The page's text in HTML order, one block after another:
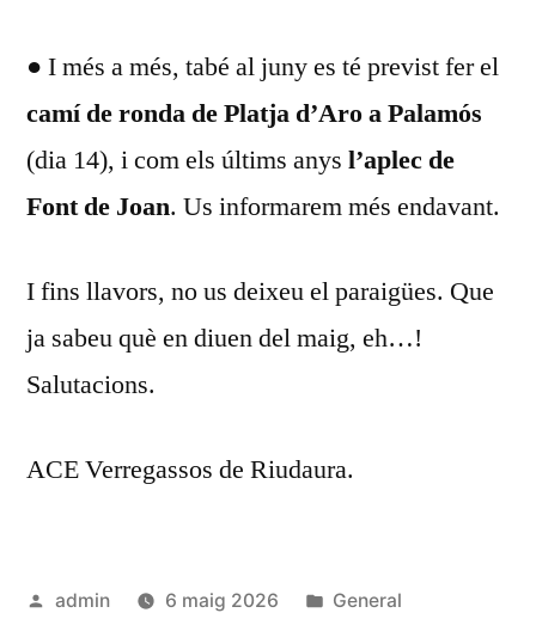
● I més a més, tabé al juny es té previst fer el
camí de ronda de Platja d’Aro a Palamós
(dia 14), i com els últims anys l’aplec de
Font de Joan. Us informarem més endavant.
I fins llavors, no us deixeu el paraigües. Que
ja sabeu què en diuen del maig, eh…!
Salutacions.
ACE Verregassos de Riudaura.
Publicat
admin 6 maig 2026
Publicat
General